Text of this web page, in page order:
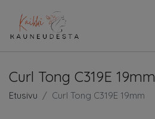
Curl Tong C319E 19mm
Etusivu Curl Tong C319E 19mm